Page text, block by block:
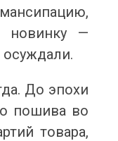
новинку —
До эпохи
пошива во
товара,